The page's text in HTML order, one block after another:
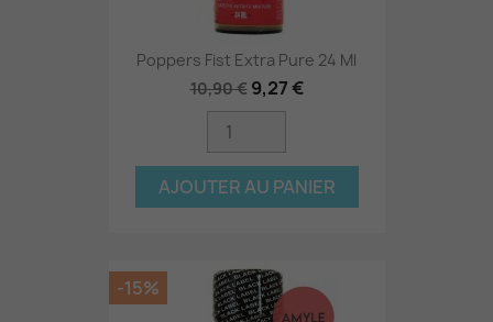
Poppers Fist Extra Pure 24 Ml
10,90 € 9,27 €
AJOUTER AU PANIER
-15%